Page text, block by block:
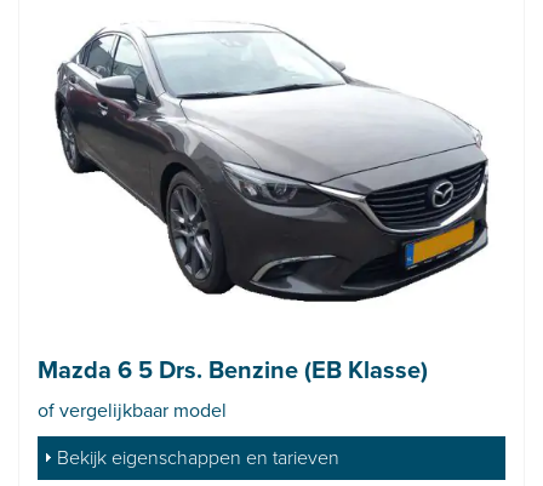
Mazda 6 5 Drs. Benzine (EB Klasse)
of vergelijkbaar model
Bekijk eigenschappen en tarieven